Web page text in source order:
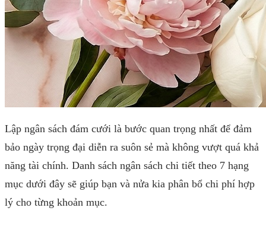
Lập ngân sách đám cưới là bước quan trọng nhất để đảm
bảo ngày trọng đại diễn ra suôn sẻ mà không vượt quá khả
năng tài chính. Danh sách ngân sách chi tiết theo 7 hạng
mục dưới đây sẽ giúp bạn và nửa kia phân bổ chi phí hợp
lý cho từng khoản mục.